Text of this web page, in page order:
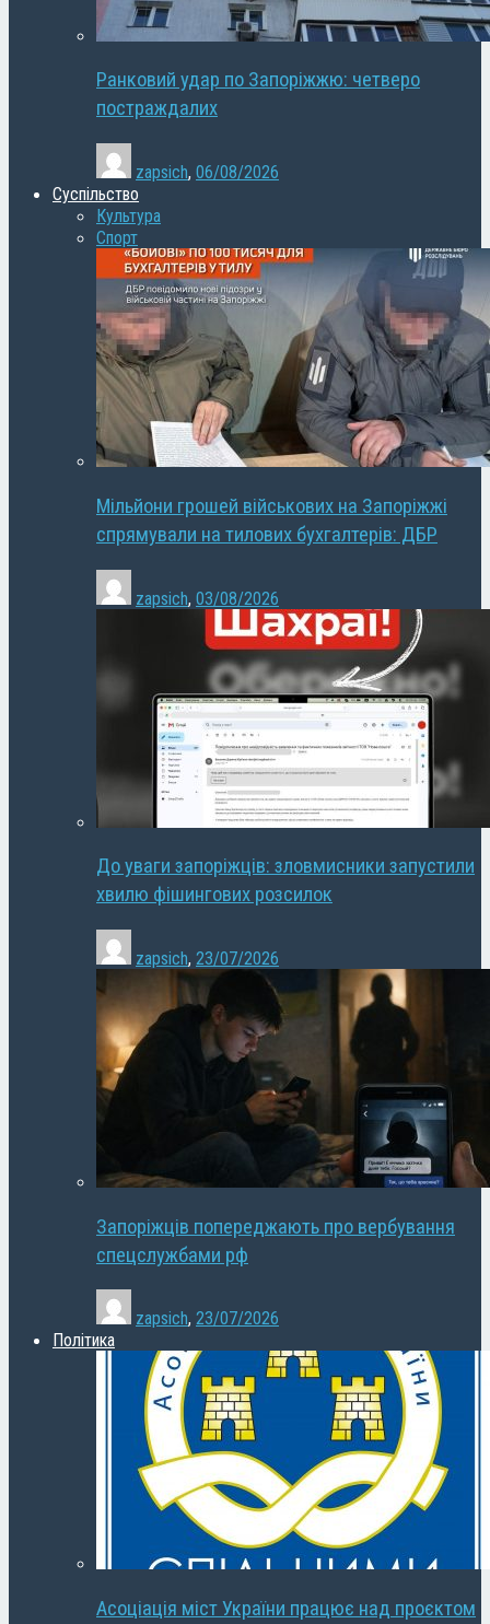
Ранковий удар по Запоріжжю: четверо
постраждалих
zapsich, 06/08/2026
Суспільство
Культура
Спорт
Мільйони грошей військових на Запоріжжі
спрямували на тилових бухгалтерів: ДБР
zapsich, 03/08/2026
До уваги запоріжців: зловмисники запустили
хвилю фішингових розсилок
zapsich, 23/07/2026
Запоріжців попереджають про вербування
спецслужбами рф
zapsich, 23/07/2026
Політика
Асоціація міст України працює над проєктом